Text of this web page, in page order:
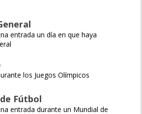
entrada un día en que haya
los Juegos Olímpicos
Fútbol
entrada durante un Mundial de